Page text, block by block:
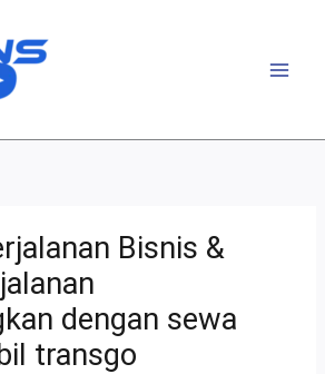
Bisnis &
dengan sewa
transgo